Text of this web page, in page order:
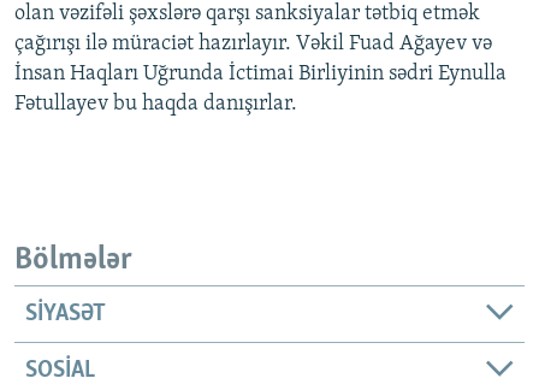
olan vəzifəli şəxslərə qarşı sanksiyalar tətbiq etmək
çağırışı ilə müraciət hazırlayır. Vəkil Fuad Ağayev və
İnsan Haqları Uğrunda İctimai Birliyinin sədri Eynulla
Fətullayev bu haqda danışırlar.
Bölmələr
SIYASƏT
SOSIAL